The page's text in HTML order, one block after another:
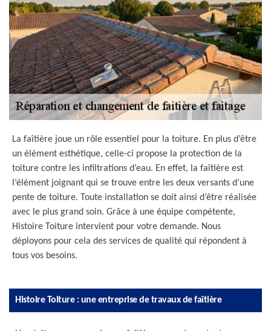
La faîtière joue un rôle essentiel pour la toiture. En plus d’être
un élément esthétique, celle-ci propose la protection de la
toiture contre les infiltrations d’eau. En effet, la faîtière est
l’élément joignant qui se trouve entre les deux versants d’une
pente de toiture. Toute installation se doit ainsi d’être réalisée
avec le plus grand soin. Grâce à une équipe compétente,
Histoire Toiture intervient pour votre demande. Nous
déployons pour cela des services de qualité qui répondent à
tous vos besoins.
Histoire Toiture : une entreprise de travaux de faîtière